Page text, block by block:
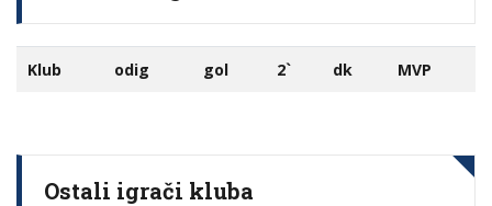
Klub odig gol 2` dk MVP
Ostali igrači kluba